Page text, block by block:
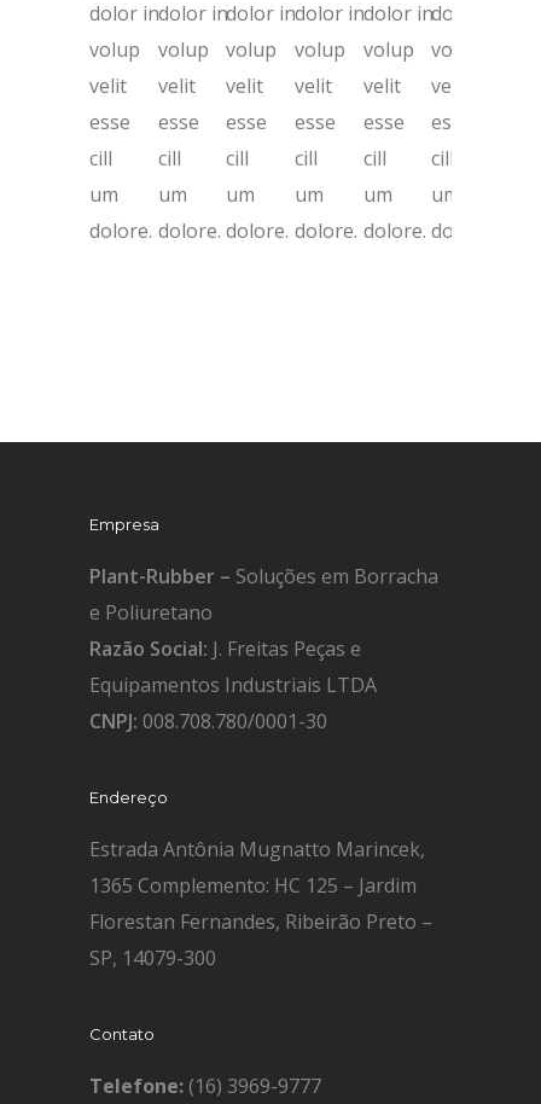
dolor in
volup
velit
esse
cill
um
dolore.
dolor in
volup
velit
esse
cill
um
dolore.
dolor in
volup
velit
esse
cill
um
dolore.
dolor in
volup
velit
esse
cill
um
dolore.
dolor in
volup
velit
esse
cill
um
dolore.
dolor in
volup
velit
esse
cill
um
dolore.
Empresa
Plant-Rubber – Soluções em Borracha
e Poliuretano
Razão Social: J. Freitas Peças e
Equipamentos Industriais LTDA
CNPJ: 008.708.780/0001-30
Endereço
Estrada Antônia Mugnatto Marincek,
1365 Complemento: HC 125 – Jardim
Florestan Fernandes, Ribeirão Preto –
SP, 14079-300
Contato
Telefone: (16) 3969-9777